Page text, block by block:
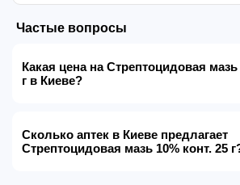
Частые вопросы
Какая цена на Стрептоцидовая мазь
г в Киеве?
Сколько аптек в Киеве предлагает
Стрептоцидовая мазь 10% конт. 25